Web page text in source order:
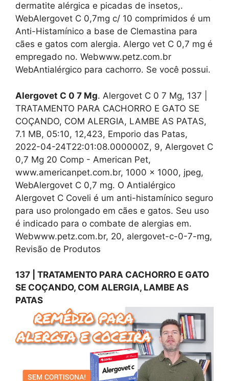
dermatite alérgica e picadas de insetos,.
WebAlergovet C 0,7mg c/ 10 comprimidos é um
Anti-Histamínico a base de Clemastina para
cães e gatos com alergia. Alergo vet C 0,7 mg é
empregado no. Webwww.petz.com.br
WebAntialérgico para cachorro. Se você possui.
Alergovet C 0 7 Mg. Alergovet C 0 7 Mg, 137 |
TRATAMENTO PARA CACHORRO E GATO SE
COÇANDO, COM ALERGIA, LAMBE AS PATAS,
7.1 MB, 05:10, 12,423, Emporio das Patas,
2022-04-24T22:01:08.000000Z, 9, Alergovet C
0,7 Mg 20 Comp - American Pet,
www.americanpet.com.br, 1000 x 1000, jpeg,
WebAlergovet C 0,7 mg. O Antialérgico
Alergovet C Coveli é um anti-histamínico seguro
para uso prolongado em cães e gatos. Seu uso
é indicado para o combate de alergias em.
Webwww.petz.com.br, 20, alergovet-c-0-7-mg,
Revisão de Produtos
137 | TRATAMENTO PARA CACHORRO E GATO
SE COÇANDO, COM ALERGIA, LAMBE AS
PATAS